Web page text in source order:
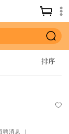
聘消息 ｜